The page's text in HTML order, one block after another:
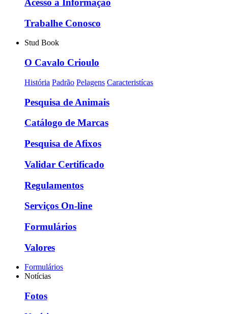
Acesso à Informação
Trabalhe Conosco
Stud Book
O Cavalo Crioulo
História Padrão Pelagens Caracteristícas
Pesquisa de Animais
Catálogo de Marcas
Pesquisa de Afixos
Validar Certificado
Regulamentos
Serviços On-line
Formulários
Valores
Formulários
Notícias
Fotos